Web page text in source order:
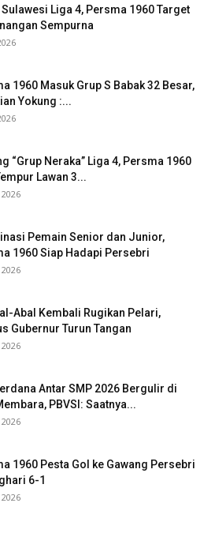
Sulawesi Liga 4, Persma 1960 Target
Sempurna
1960 Masuk Grup S Babak 32 Besar,
Yokung :...
“Grup Neraka” Liga 4, Persma 1960
Lawan 3...
Pemain Senior dan Junior,
1960 Siap Hadapi Persebri
Abal Kembali Rugikan Pelari,
Gubernur Turun Tangan
Antar SMP 2026 Bergulir di
PBVSI: Saatnya...
1960 Pesta Gol ke Gawang Persebri
6-1